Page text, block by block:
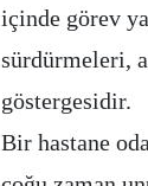
içinde görev
sürdürmeleri,
göstergesidir.
Bir hastane